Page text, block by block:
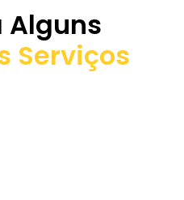
Alguns
Serviços